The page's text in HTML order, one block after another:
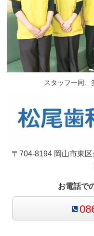
スタッフ一同、
〒704-8194 岡山市東
お電話で